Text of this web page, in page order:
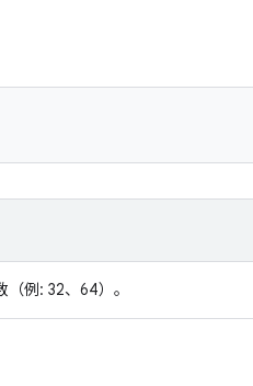
（例: 32、64）。